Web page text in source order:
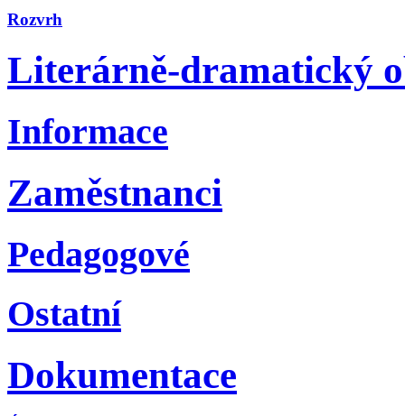
Rozvrh
Literárně-dramatický
Informace
Zaměstnanci
Pedagogové
Ostatní
Dokumentace